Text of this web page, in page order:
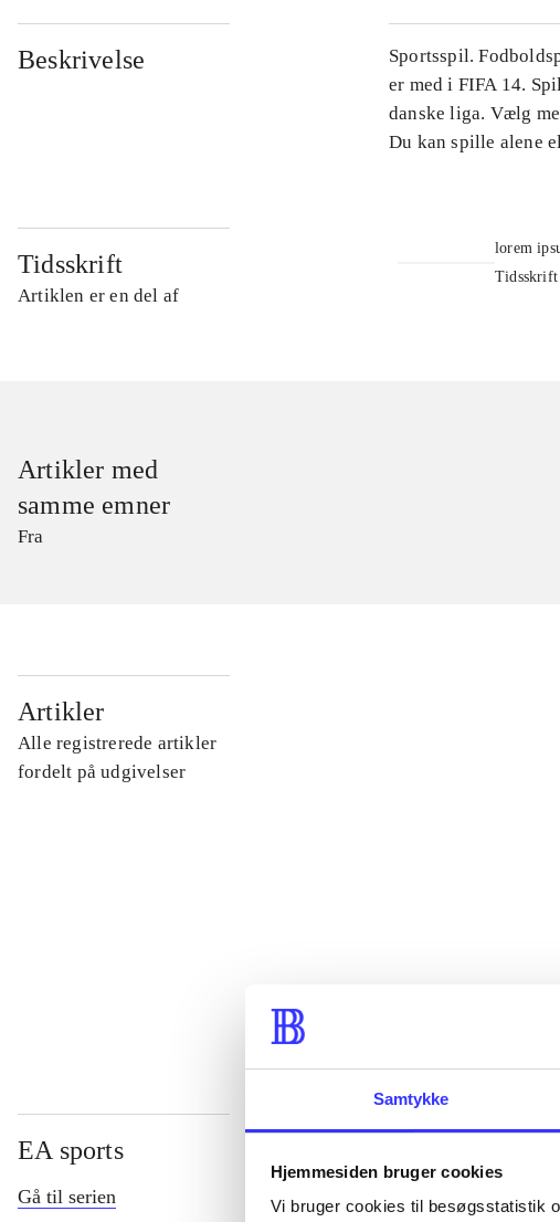
Samtykke
Hjemmesiden bruger cookies
Vi bruger cookies til besøgsstatistik
Beskrivelse
Sportsspil.
er med i FIFA 14.
danske liga. Vælg
Du kan spille alene
Tidsskrift
Artiklen er en del af
lorem
Tidsskrift
Artikler med
samme emner
Fra
Artikler
Alle registrerede artikler
fordelt på udgivelser
EA sports
Gå til serien